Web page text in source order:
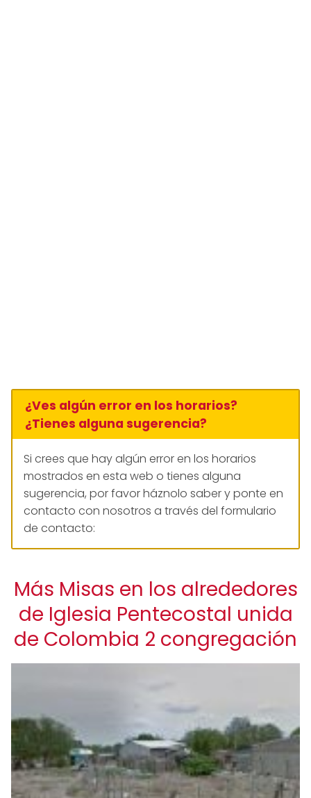
¿Ves algún error en los horarios?
¿Tienes alguna sugerencia?
Si crees que hay algún error en los horarios
mostrados en esta web o tienes alguna
sugerencia, por favor háznolo saber y ponte en
contacto con nosotros a través del formulario
de contacto:
Más Misas en los alrededores
de Iglesia Pentecostal unida
de Colombia 2 congregación